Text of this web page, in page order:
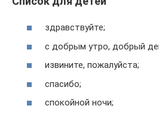
здравствуйте;
с добрым утро, добрый
извините, пожалуйста;
спасибо;
спокойной ночи;